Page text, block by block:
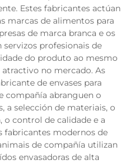
Estes fabricantes actúan
marcas de alimentos para
de marca branca e os
profesionais de
do produto ao mesmo
no mercado. As
de envases para
compañía abranguen o
a selección de materiais, o
control de calidade e a
fabricantes modernos de
de compañía utilizan
envasadoras de alta